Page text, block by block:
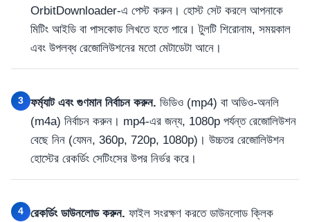
OrbitDownloader-এ পেস্ট করুন। হোস্ট সেট করলে আপনাকে
মিটিং আইডি বা পাসকোড লিখতে হতে পারে। টুলটি শিরোনাম, সময়কাল
এবং উপলব্ধ রেজোলিউশনের মতো মেটাডেটা আনে।
3 ফর্ম্যাট এবং গুণমান নির্বাচন করুন. ভিডিও (mp4) বা অডিও-অনলি
(m4a) নির্বাচন করুন। mp4-এর জন্য, 1080p পর্যন্ত রেজোলিউশন
বেছে নিন (যেমন, 360p, 720p, 1080p)। উচ্চতর রেজোলিউশন
হোস্টের রেকর্ডিং সেটিংসের উপর নির্ভর করে।
4 রেকর্ডিং ডাউনলোড করুন. ফাইল সংরক্ষণ করতে ডাউনলোড ক্লিক